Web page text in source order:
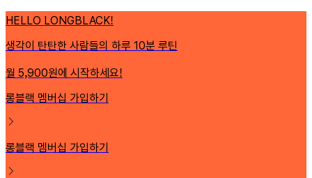
HELLO LONGBLACK!
생각이 탄탄한 사람들의 하루 10분 루틴
월 5,900원에 시작하세요!
롱블랙 멤버십 가입하기
롱블랙 멤버십 가입하기